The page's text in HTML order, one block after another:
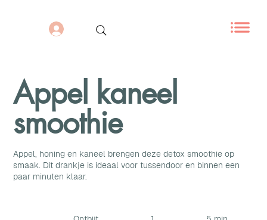
Appel kaneel
smoothie
Appel, honing en kaneel brengen deze detox smoothie op
smaak. Dit drankje is ideaal voor tussendoor en binnen een
paar minuten klaar.